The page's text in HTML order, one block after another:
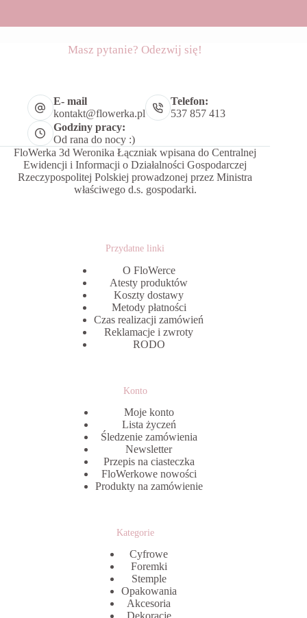
Masz pytanie? Odezwij się!
E- mail
kontakt@flowerka.pl
Telefon:
537 857 413
Godziny pracy:
Od rana do nocy :)
FloWerka 3d Weronika Łączniak wpisana do Centralnej
Ewidencji i Informacji o Działalności Gospodarczej
Rzeczypospolitej Polskiej prowadzonej przez Ministra
właściwego d.s. gospodarki.
Przydatne linki
O FloWerce
Atesty produktów
Koszty dostawy
Metody płatności
Czas realizacji zamówień
Reklamacje i zwroty
RODO
Konto
Moje konto
Lista życzeń
Śledzenie zamówienia
Newsletter
Przepis na ciasteczka
FloWerkowe nowości
Produkty na zamówienie
Kategorie
Cyfrowe
Foremki
Stemple
Opakowania
Akcesoria
Dekoracje